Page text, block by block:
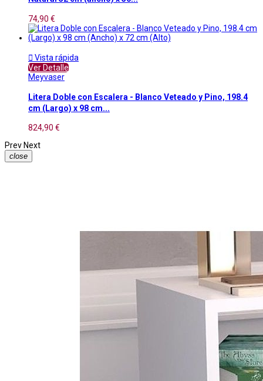
74,90 €
 Vista rápida
Ver Detalle
Meyvaser
Litera Doble con Escalera - Blanco Veteado y Pino, 198.4
cm (Largo) x 98 cm...
824,90 €
Prev Next
close